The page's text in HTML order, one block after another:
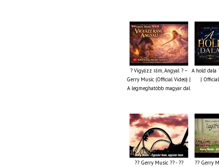
? Vigyázz rám, Angyal ? –
Gerry Music (Official Video) |
A legmeghatóbb magyar dal
A hold dala
|
?? Gerry Music ?? - ??
?? Gerry